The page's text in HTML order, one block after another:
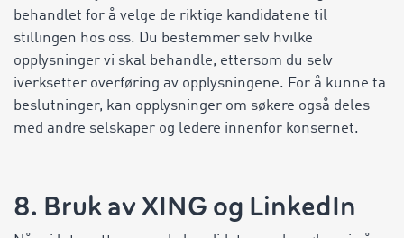
behandlet for å velge de riktige kandidatene til
stillingen hos oss. Du bestemmer selv hvilke
opplysninger vi skal behandle, ettersom du selv
iverksetter overføring av opplysningene. For å kunne ta
beslutninger, kan opplysninger om søkere også deles
med andre selskaper og ledere innenfor konsernet.
8. Bruk av XING og LinkedIn